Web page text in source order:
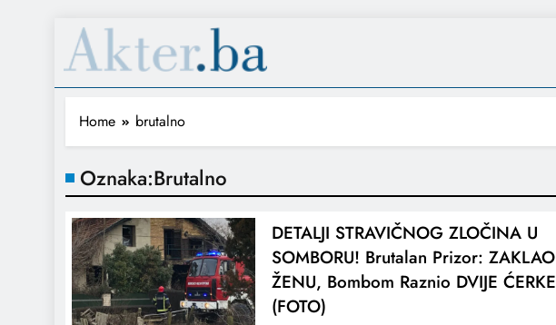
Home brutalno
Oznaka:Brutalno
DETALJI STRAVIČNOG ZLOČINA U
SOMBORU! Brutalan Prizor: ZAKLAO
ŽENU, Bombom Raznio DVIJE ĆERKE
(FOTO)